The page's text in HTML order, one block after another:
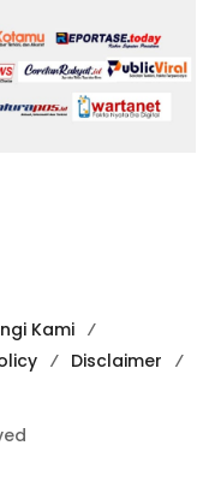
Kami
Disclaimer